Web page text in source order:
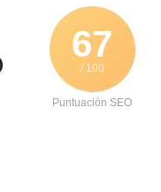
67
/ 100
Puntuación SEO